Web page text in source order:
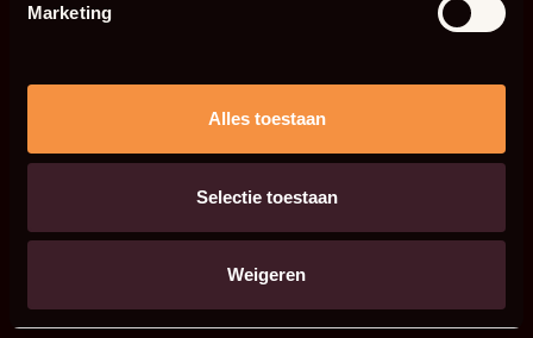
Marketing
Alles toestaan
Selectie toestaan
Weigeren